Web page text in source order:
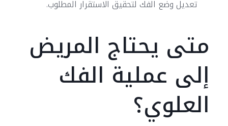
تعديل وضع الفك لتحقيق الاستقرار المطلوب.
متى يحتاج المريض
إلى عملية الفك
العلوي؟